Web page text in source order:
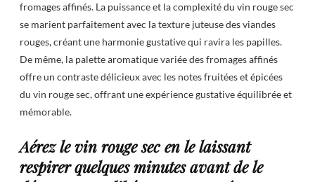
fromages affinés. La puissance et la complexité du vin rouge sec
se marient parfaitement avec la texture juteuse des viandes
rouges, créant une harmonie gustative qui ravira les papilles.
De même, la palette aromatique variée des fromages affinés
offre un contraste délicieux avec les notes fruitées et épicées
du vin rouge sec, offrant une expérience gustative équilibrée et
mémorable.
Aérez le vin rouge sec en le laissant
respirer quelques minutes avant de le